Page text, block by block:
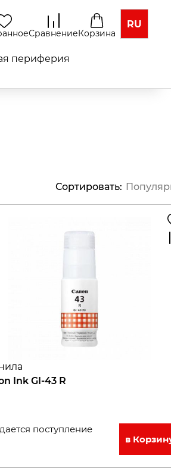
СравнениеКорзина
RU
периферия
Сортировать:
Ink GI-43 R
поступление
в